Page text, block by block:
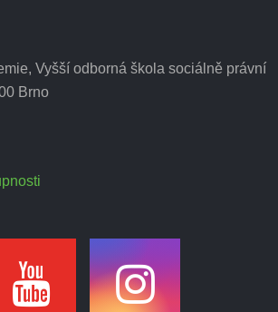
Vyšší odborná škola sociálně právní
Brno